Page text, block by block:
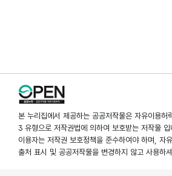
본 누리집에서 제공하는 공공저작물은 자유이용
3 유형으로 저작권법에 의하여 보호받는 저작물 입
이용자는 저작권 보호정책을 준수하여야 하며, 자
출처 표시 및 공공저작물을 변경하지 않고 사용하